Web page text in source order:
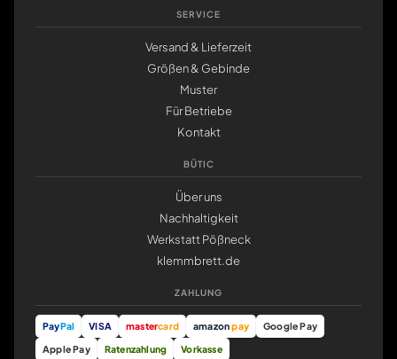
SERVICE
Versand & Lieferzeit
Größen & Gebinde
Muster
Für Betriebe
Kontakt
BÜTIC
Über uns
Nachhaltigkeit
Werkstatt Pößneck
klemmbrett.de
ZAHLUNG
PayPal VISA mastercard amazonpay
Google Pay
Apple Pay
Ratenzahlung Vorkasse